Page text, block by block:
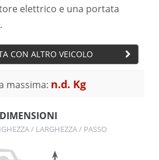
elettrico e una portata
CON ALTRO VEICOLO
massima: n.d. Kg
DIMENSIONI
/ LARGHEZZA / PASSO